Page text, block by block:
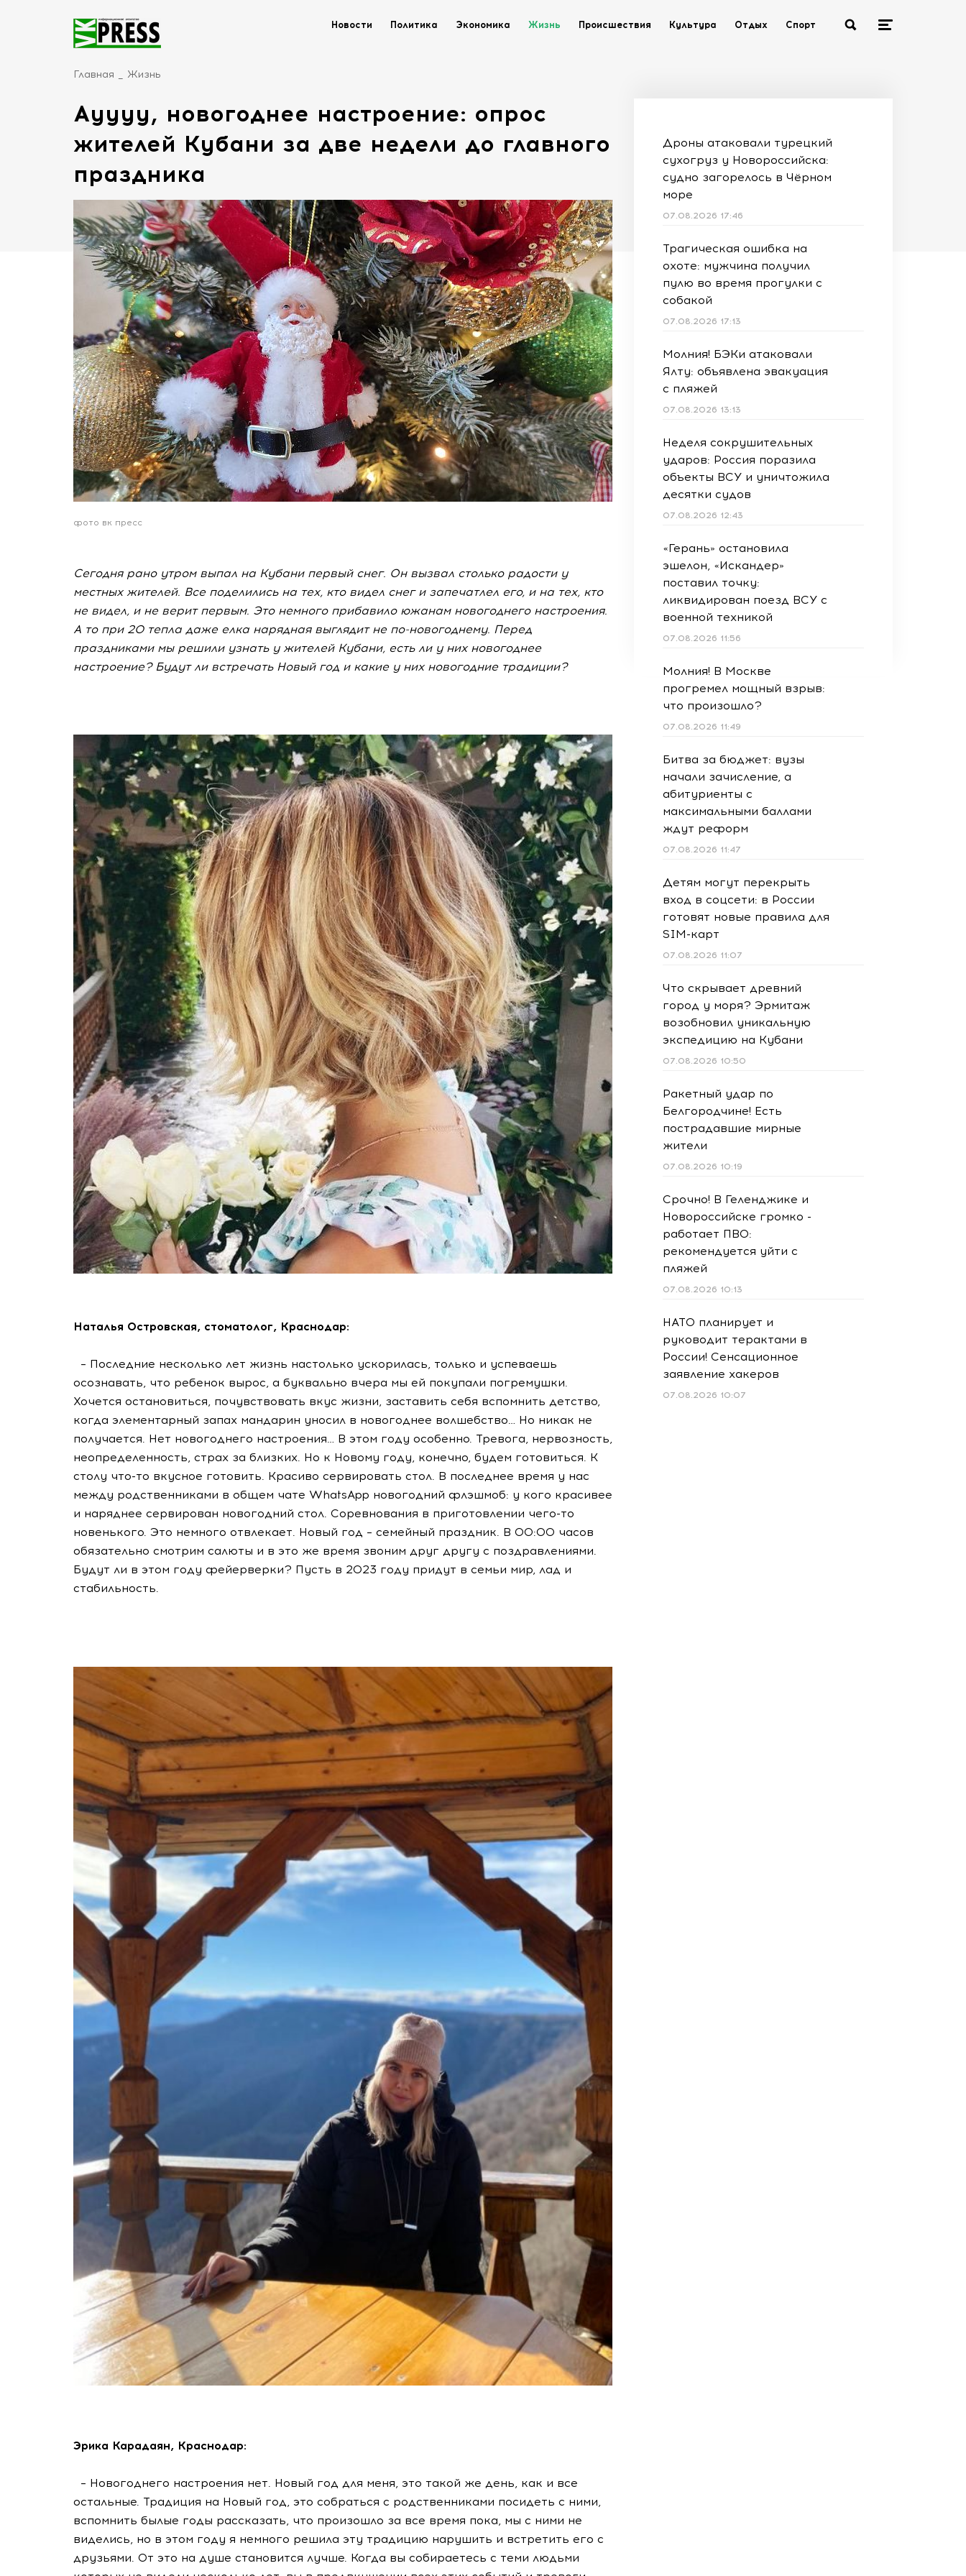
Новости Политика Экономика Жизнь Происшествия Культура Отдых Спорт
Главная Жизнь
Ауууу, новогоднее настроение: опрос
жителей Кубани за две недели до главного
праздника
фото вк пресс
Сегодня рано утром выпал на Кубани первый снег. Он вызвал столько радости у
местных жителей. Все поделились на тех, кто видел снег и запечатлел его, и на тех, кто
не видел, и не верит первым. Это немного прибавило южанам новогоднего настроения.
А то при 20 тепла даже елка нарядная выглядит не по-новогоднему. Перед
праздниками мы решили узнать у жителей Кубани, есть ли у них новогоднее
настроение? Будут ли встречать Новый год и какие у них новогодние традиции?
Наталья Островская, стоматолог, Краснодар:
– Последние несколько лет жизнь настолько ускорилась, только и успеваешь
осознавать, что ребенок вырос, а буквально вчера мы ей покупали погремушки.
Хочется остановиться, почувствовать вкус жизни, заставить себя вспомнить детство,
когда элементарный запах мандарин уносил в новогоднее волшебство… Но никак не
получается. Нет новогоднего настроения… В этом году особенно. Тревога, нервозность,
неопределенность, страх за близких. Но к Новому году, конечно, будем готовиться. К
столу что-то вкусное готовить. Красиво сервировать стол. В последнее время у нас
между родственниками в общем чате WhatsApp новогодний флэшмоб: у кого красивее
и наряднее сервирован новогодний стол. Соревнования в приготовлении чего-то
новенького. Это немного отвлекает. Новый год – семейный праздник. В 00:00 часов
обязательно смотрим салюты и в это же время звоним друг другу с поздравлениями.
Будут ли в этом году фейерверки? Пусть в 2023 году придут в семьи мир, лад и
стабильность.
Эрика Карадаян, Краснодар:
– Новогоднего настроения нет. Новый год для меня, это такой же день, как и все
остальные. Традиция на Новый год, это собраться с родственниками посидеть с ними,
вспомнить былые годы рассказать, что произошло за все время пока, мы с ними не
виделись, но в этом году я немного решила эту традицию нарушить и встретить его с
друзьями. От это на душе становится лучше. Когда вы собираетесь с теми людьми
Дроны атаковали турецкий
сухогруз у Новороссийска:
судно загорелось в Чёрном
море
07.08.2026 17:46
Трагическая ошибка на
охоте: мужчина получил
пулю во время прогулки с
собакой
07.08.2026 17:13
Молния! БЭКи атаковали
Ялту: объявлена эвакуация
с пляжей
07.08.2026 13:13
Неделя сокрушительных
ударов: Россия поразила
объекты ВСУ и уничтожила
десятки судов
07.08.2026 12:43
«Герань» остановила
эшелон, «Искандер»
поставил точку:
ликвидирован поезд ВСУ с
военной техникой
07.08.2026 11:56
Молния! В Москве
прогремел мощный взрыв:
что произошло?
07.08.2026 11:49
Битва за бюджет: вузы
начали зачисление, а
абитуриенты с
максимальными баллами
ждут реформ
07.08.2026 11:47
Детям могут перекрыть
вход в соцсети: в России
готовят новые правила для
SIM-карт
07.08.2026 11:07
Что скрывает древний
город у моря? Эрмитаж
возобновил уникальную
экспедицию на Кубани
07.08.2026 10:50
Ракетный удар по
Белгородчине! Есть
пострадавшие мирные
жители
07.08.2026 10:19
Срочно! В Геленджике и
Новороссийске громко -
работает ПВО:
рекомендуется уйти с
пляжей
07.08.2026 10:13
НАТО планирует и
руководит терактами в
России! Сенсационное
заявление хакеров
07.08.2026 10:07